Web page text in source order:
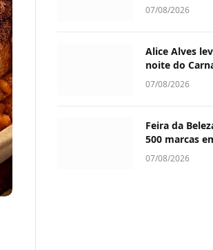
07/08/2026
Alice Alves
noite do
07/08/2026
Feira da
500 marcas
07/08/2026